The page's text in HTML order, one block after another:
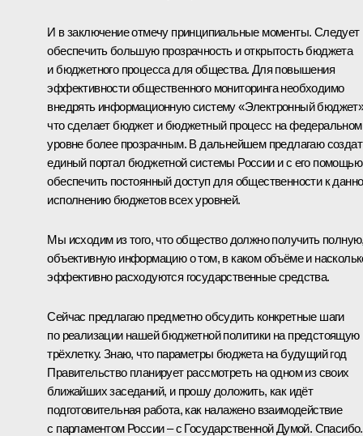
И в заключение отмечу принципиальные моменты. Следует
обеспечить большую прозрачность и открытость бюджета
и бюджетного процесса для общества. Для повышения
эффективности общественного мониторинга необходимо
внедрять информационную систему «Электронный
что сделает бюджет и бюджетный процесс на федеральном
уровне более прозрачным. В дальнейшем предлагаю
единый портал бюджетной системы России и с его помощью
обеспечить постоянный доступ для общественности к
исполнению бюджетов всех уровней.
Мы исходим из того, что общество должно получить
объективную информацию о том, в каком объёме и
эффективно расходуются государственные средства.
Сейчас предлагаю предметно обсудить конкретные шаги
по реализации нашей бюджетной политики на предстоящую
трёхлетку. Знаю, что параметры бюджета на будущий год
Правительство планирует рассмотреть на одном из своих
ближайших заседаний, и прошу доложить, как идёт
подготовительная работа, как налажено взаимодействие
с парламентом России – с Государственной Думой. Спасибо.